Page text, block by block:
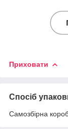
Приховати
Спосіб
Самозбірна